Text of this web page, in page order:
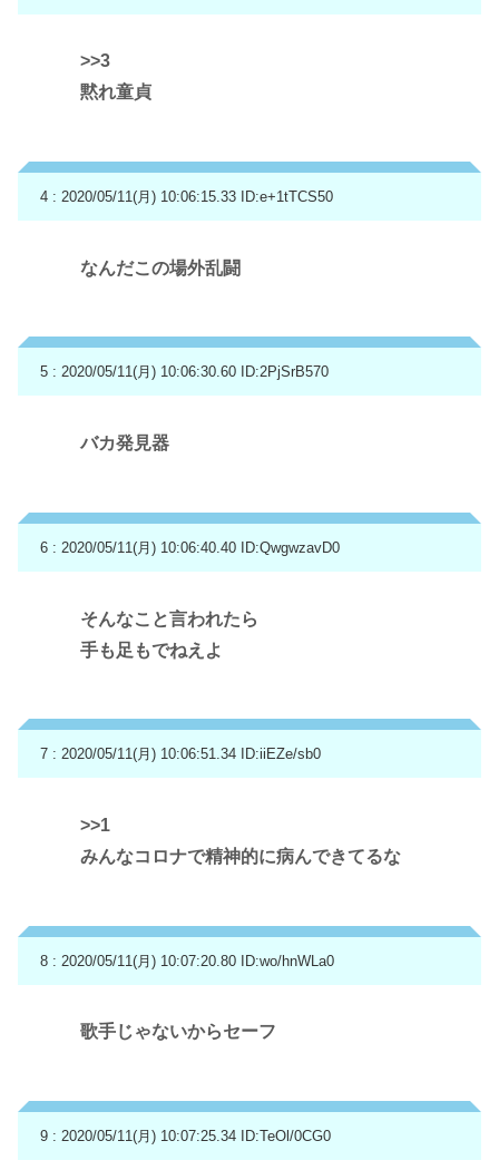
>>3
黙れ童貞
4 : 2020/05/11(月) 10:06:15.33 ID:e+1tTCS50
なんだこの場外乱闘
5 : 2020/05/11(月) 10:06:30.60 ID:2PjSrB570
バカ発見器
6 : 2020/05/11(月) 10:06:40.40 ID:QwgwzavD0
そんなこと言われたら
手も足もでねえよ
7 : 2020/05/11(月) 10:06:51.34 ID:iiEZe/sb0
>>1
みんなコロナで精神的に病んできてるな
8 : 2020/05/11(月) 10:07:20.80 ID:wo/hnWLa0
歌手じゃないからセーフ
9 : 2020/05/11(月) 10:07:25.34 ID:TeOl/0CG0